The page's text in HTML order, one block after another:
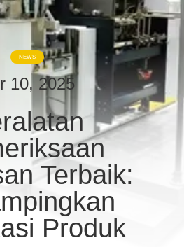
NEWS
10, 2025
Terbaik:
Produk